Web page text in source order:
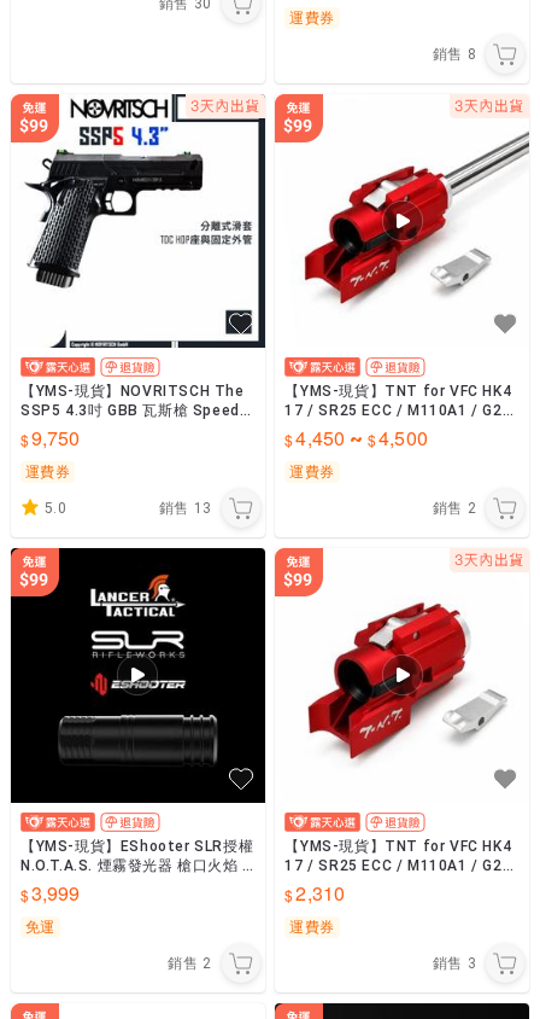
運費券
銷售 8
【YMS-現貨】NOVRITSCH The
SSP5 4.3吋 GBB 瓦斯槍 SpeedS
oft/SQB 原廠認證經銷
9,750
運費券
5.0 銷售 13
【YMS-現貨】TNT for VFC HK4
17 / SR25 ECC / M110A1 / G28
管皮座總成套組
4,450 ~ 4,500
運費券
銷售 2
【YMS-現貨】EShooter SLR授權
N.O.T.A.S. 煙霧發光器 槍口火焰 A
PP 14mm逆牙
3,999
免運
銷售 2
【YMS-現貨】TNT for VFC HK4
17 / SR25 ECC / M110A1 / G28
改良升級HOP座
2,310
運費券
銷售 3